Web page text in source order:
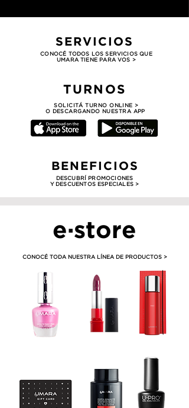
SERVICIOS
CONOCÉ TODOS LOS SERVICIOS QUE
UMARA TIENE PARA VOS >
TURNOS
SOLICITÁ TURNO ONLINE >
O DESCARGANDO NUESTRA APP
BENEFICIOS
DESCUBRÍ PROMOCIONES
Y DESCUENTOS ESPECIALES >
e·store
CONOCÉ TODA NUESTRA LÍNEA DE PRODUCTOS >